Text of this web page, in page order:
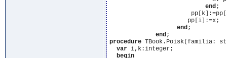
end;
                      pp[i]:=x;
end;
end
procedure TBook.Poisk(familia:
var i,k:integer;
begin